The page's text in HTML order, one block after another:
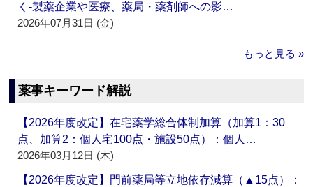
く‐製薬企業や医療、薬局・薬剤師への影…
2026年07月31日 (金)
もっと見る »
薬事キーワード解説
【2026年度改定】在宅薬学総合体制加算（加算1：30
点、加算2：個人宅100点・施設50点）：個人…
2026年03月12日 (木)
【2026年度改定】門前薬局等立地依存減算（▲15点）：